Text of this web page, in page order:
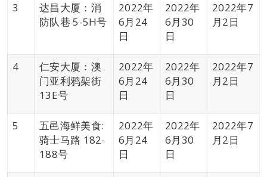
3
达昌大厦：消
防队巷 5-5H号
2022年
6月24
日
2022年
6月30
日
2022年7
月2日
4
仁安大厦：澳
门亚利鸦架街
13E号
2022年
6月24
日
2022年
6月30
日
2022年7
月2日
5
五邑海鲜美食:
骑士马路 182-
188号
2022年
6月24
日
2022年
6月30
日
2022年7
月2日